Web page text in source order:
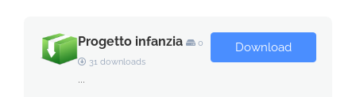
Progetto infanzia
0
31 downloads
...
Download